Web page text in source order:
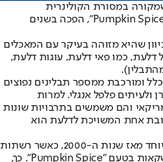
במסורת הקולינרית
האמריקאית וידועה בשמה הלועזי "Pumpkin Spice", הפכה בשנים
שהיא מזוהה בעיקר עם המאכלים
כמו פאי דלעת, עוגות דלעת,
ומורכבת ממספר תבלינים נפוצים
ולעיתים פלפל אנגלי. למרות
והם משמשים בתרבויות שונות
אחת המשויכת לדלעת הוא
הפופולריות של התערובת גברה במיוחד מאז שנות ה-2000, כאשר רשתות
קפה כמו סטארבקס החלו לשווק משקאות בטעם "Pumpkin Spice". כך,